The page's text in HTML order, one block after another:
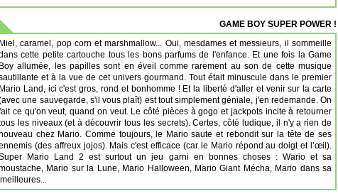
GAME BOY SUPER POWER !
Miel, caramel, pop corn et marshmallow... Oui, mesdames et messieurs, il sommeille
cette petite cartouche tous les bons parfums de l'enfance. Et une fois la Game
Boy allumée, les papilles sont en éveil comme rarement au son de cette musique
et à la vue de cet univers gourmand. Tout était minuscule dans le premier
Mario Land, ici c'est gros, rond et bonhomme ! Et la liberté d'aller et venir sur la carte
une sauvegarde, s'il vous plaît) est tout simplement géniale, j'en redemande. On
ce qu'on veut, quand on veut. Le côté pièces à gogo et jackpots incite à retourner
les niveaux (et à découvrir tous les secrets). Certes, côté ludique, il n'y a rien de
chez Mario. Comme toujours, le Mario saute et rebondit sur la tête de ses
(des affreux jojos). Mais c'est efficace (car le Mario répond au doigt et l’œil).
Mario Land 2 est surtout un jeu garni en bonnes choses : Wario et sa
Mario sur la Lune, Mario Halloween, Mario Giant Mécha, Mario dans sa